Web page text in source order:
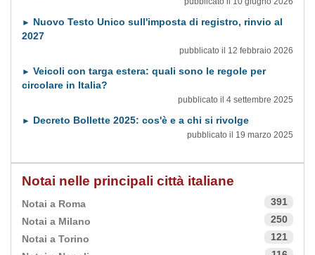
► Nuovo Testo Unico sull'imposta di registro, rinvio al
2027
pubblicato il 12 febbraio 2026
► Veicoli con targa estera: quali sono le regole per
circolare in Italia?
pubblicato il 4 settembre 2025
► Decreto Bollette 2025: cos'è e a chi si rivolge
pubblicato il 19 marzo 2025
Notai nelle principali città italiane
Notai a Roma
391
Notai a Milano
250
Notai a Torino
121